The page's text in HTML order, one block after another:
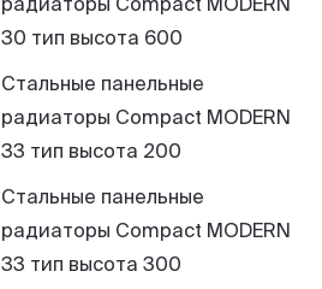
30 тип высота 600
Стальные панельные
радиаторы Compact MODERN
33 тип высота 200
Стальные панельные
радиаторы Compact MODERN
33 тип высота 300